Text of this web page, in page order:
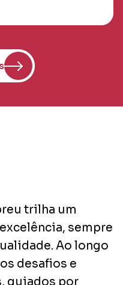
trilha um
sempre
Ao longo
desafios e
guiados por